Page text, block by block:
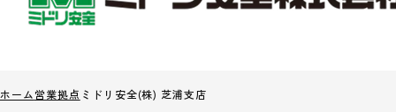
ホーム営業拠点 ミドリ安全(株) 芝浦支店